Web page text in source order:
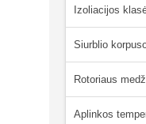
Izoliacijos
Siurblio
Rotoriaus
Aplinkos